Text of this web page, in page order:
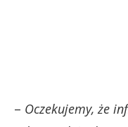
– Oczekujemy, że